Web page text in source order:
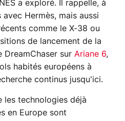
a exploré. Il rappelle, à
Hermès, mais aussi
comme le X-38 ou
de lancement de la
DreamChaser sur Ariane 6,
habités européens à
continus jusqu'ici.
les technologies déjà
en Europe sont